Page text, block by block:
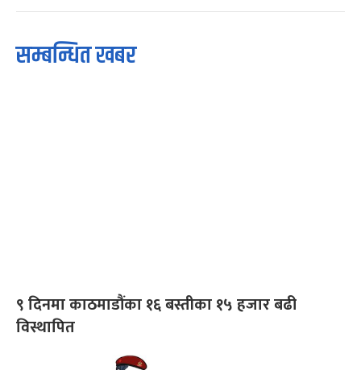
सम्बन्धित खबर
९ दिनमा काठमाडौंका १६ बस्तीका १५ हजार बढी
विस्थापित